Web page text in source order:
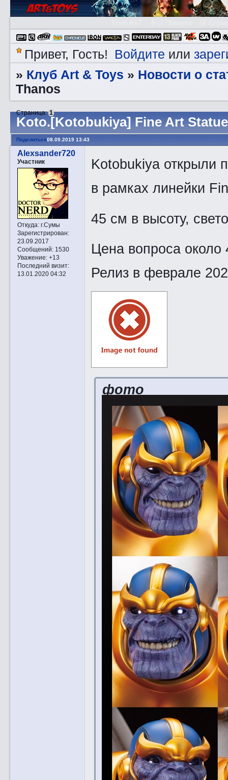
Привет, Гость! Войдите или
» Клуб Art & Toys » Новости о
Thanos
Kotо.[Kotobukiya] Fine Art
Страница:1
Поделиться08.09.2019 13:43
Alexsander720
Участник
Откуда:г.Сумы
Зарегистрирован:
23.09.2017
Сообщений:1530
Уважение: +13
Последний визит:
13.01.2020 04:32
Kotobukiya открыли
в рамках линейки
45 см в высоту,
Цена вопроса около
Релиз в феврале
фото